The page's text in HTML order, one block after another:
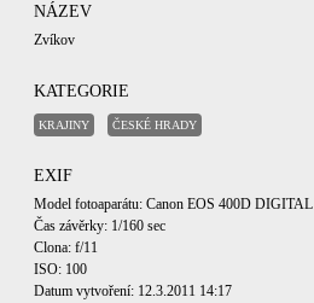
NÁZEV
Zvíkov
KATEGORIE
KRAJINY ČESKÉ HRADY
EXIF
Model fotoaparátu: Canon EOS 400D DIGITAL
Čas závěrky: 1/160 sec
Clona: f/11
ISO: 100
Datum vytvoření: 12.3.2011 14:17